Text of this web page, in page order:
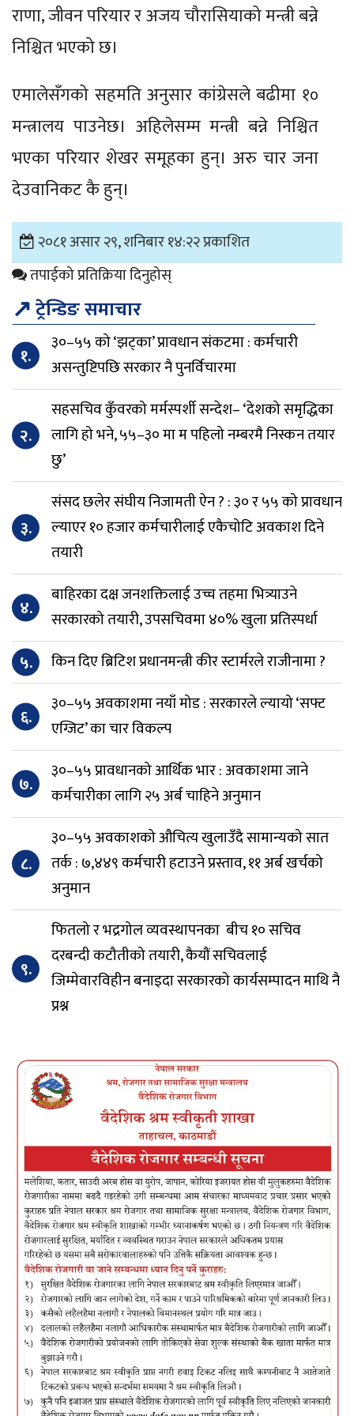
राणा, जीवन परियार र अजय चौरासियाको मन्त्री बन्ने
निश्चित भएको छ।
एमालेसँगको सहमति अनुसार कांग्रेसले बढीमा १०
मन्त्रालय पाउनेछ। अहिलेसम्म मन्त्री बन्ने निश्चित
भएका परियार शेखर समूहका हुन्। अरु चार जना
देउवानिकट कै हुन्।
२०८१ असार २९, शनिबार १४:२२ प्रकाशित
तपाईको प्रतिक्रिया दिनुहोस्
↗ट्रेन्डिङ समाचार
१.
३०–५५ को ‘झट्का’ प्रावधान संकटमा : कर्मचारी
असन्तुष्टिपछि सरकार नै पुनर्विचारमा
२.
सहसचिव कुँवरको मर्मस्पर्शी सन्देश– ‘देशको समृद्धिका
लागि हो भने, ५५–३० मा म पहिलो नम्बरमै निस्कन तयार
छु’
३.
संसद छलेर संघीय निजामती ऐन ? : ३० र ५५ को प्रावधान
ल्याएर १० हजार कर्मचारीलाई एकैचोटि अवकाश दिने
तयारी
४.
बाहिरका दक्ष जनशक्तिलाई उच्च तहमा भित्र्याउने
सरकारको तयारी, उपसचिवमा ४०% खुला प्रतिस्पर्धा
५. किन दिए ब्रिटिश प्रधानमन्त्री कीर स्टार्मरले राजीनामा ?
६.
३०–५५ अवकाशमा नयाँ मोड : सरकारले ल्यायो ‘सफ्ट
एग्जिट’ का चार विकल्प
७.
३०–५५ प्रावधानको आर्थिक भार : अवकाशमा जाने
कर्मचारीका लागि २५ अर्ब चाहिने अनुमान
८.
३०–५५ अवकाशको औचित्य खुलाउँदै सामान्यको सात
तर्क : ७,४४९ कर्मचारी हटाउने प्रस्ताव, ११ अर्ब खर्चको
अनुमान
९.
फितलो र भद्रगोल व्यवस्थापनका बीच १० सचिव
दरबन्दी कटौतीको तयारी, कैयौं सचिवलाई
जिम्मेवारविहीन बनाइदा सरकारको कार्यसम्पादन माथि नै
प्रश्न